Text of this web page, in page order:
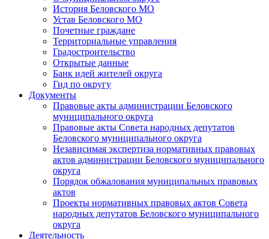
История Беловского МО
Устав Беловского МО
Почетные граждане
Территориальные управления
Градостроительство
Открытые данные
Банк идей жителей округа
Гид по округу
Документы
Правовые акты администрации Беловского
муниципального округа
Правовые акты Совета народных депутатов
Беловского муниципального округа
Независимая экспертиза нормативных правовых
актов администрации Беловского муниципального
округа
Порядок обжалования муниципальных правовых
актов
Проекты нормативных правовых актов Совета
народных депутатов Беловского муниципального
округа
Деятельность